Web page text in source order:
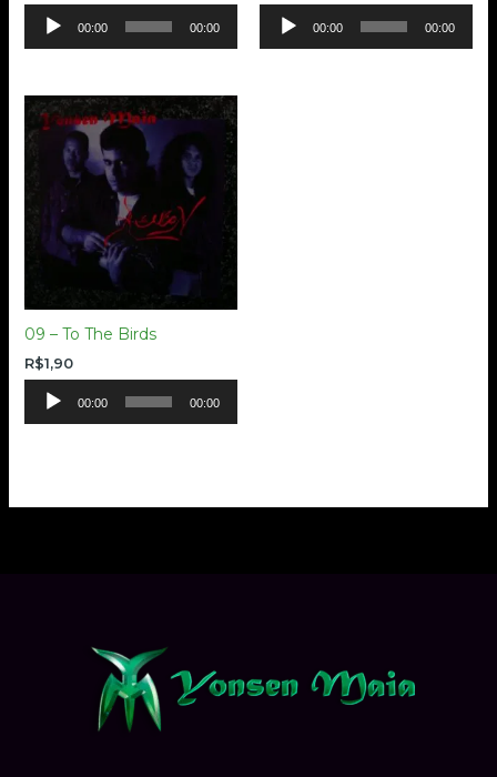
Tocador
00:00 00:00
Tocador
00:00 00:00
09 – To The Birds
R$1,90
Tocador
00:00 00:00